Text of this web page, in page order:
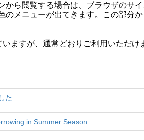
ら閲覧する場合は、ブラウザのサイ
メニューが出てきます。この部分
ますが、通常どおりご利用いただけ
た
in Summer Season